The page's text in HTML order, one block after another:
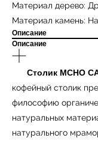
Материал дерево:
Материал камень:
Описание
Описание
Столик MCHO
кофейный столик
философию
натуральных
натурального